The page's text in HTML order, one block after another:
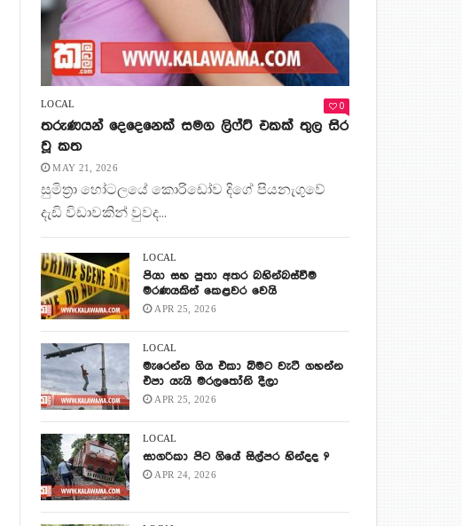
LOCAL 0
තරුණයන් දෙදෙනෙක් සමග ලිෆ්ට් එකක් තුල සිර
වූ කත
MAY 21, 2026
සුමිත්‍රා හෝටලයේ කොරිඩෝව දිගේ පියනැගුවේ
දැඩි විඩාවකින් වුවද...
LOCAL
පියා සහ පුතා අතර බහින්බස්වීම
මරණයකින් කෙළවර වෙයි
APR 25, 2026
LOCAL
මැරෙන්න ගිය එකා බිමට වැටී ගහන්න
එපා යැයි මරලතෝනි දීලා
APR 25, 2026
LOCAL
සාගරිකා පිට ගියේ සිල්පර හින්දද ?
APR 24, 2026